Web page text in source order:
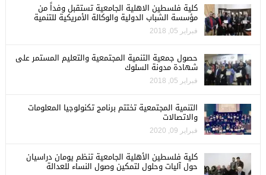
كلية فلسطين الاهلية الجامعية تستقبل وفداً من
مؤسسة الشباب الدولية والوكالة الأمريكية للتنمية
فبراير 05, 2018
حصول جمعية التنمية المجتمعية والتعليم المستمر على
شهادة مدونة السلوك
فبراير 05, 2018
التنمية المجتمعية تختتم برنامج تكنولوجيا المعلومات
والاتصالات
فبراير 09, 2020
كلية فلسطين الأهلية الجامعية تنظم يومان دراسيان
حول آليات وحلول لتمكين وصول النساء للعدالة